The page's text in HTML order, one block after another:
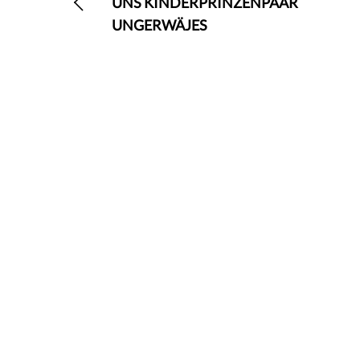
UNGERWÄJES